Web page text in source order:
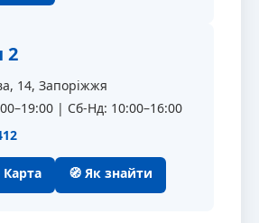
2
14, Запоріжжя
| Сб-Нд: 10:00–16:00
🧭 Як знайти